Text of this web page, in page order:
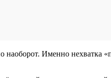
Именно нехватка